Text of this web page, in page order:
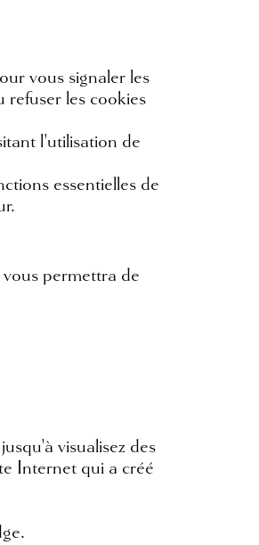
vous signaler les
refuser les cookies
l'utilisation de
essentielles de
permettra de
visualisez des
Internet qui a créé